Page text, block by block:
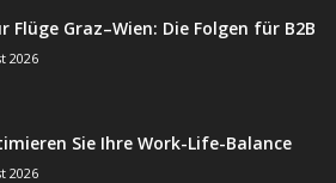
Flüge Graz–Wien: Die Folgen für B2B
2026
Sie Ihre Work-Life-Balance
2026